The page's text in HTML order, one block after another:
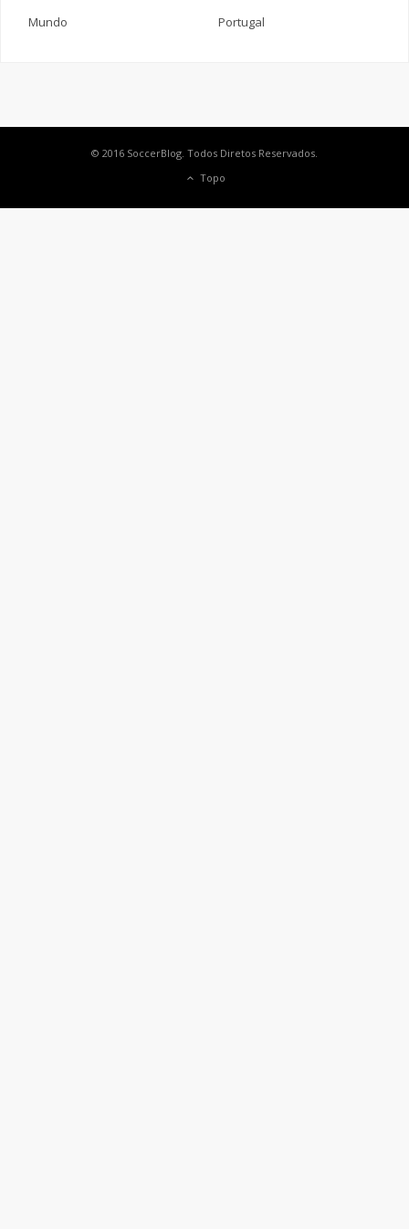
Mundo Portugal
© 2016 SoccerBlog. Todos Diretos Reservados.
Topo